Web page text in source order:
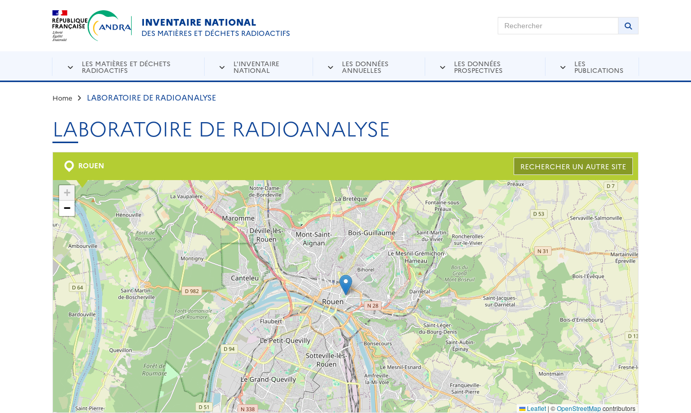
Aller au contenu principal
INVENTAIRE NATIONAL
DES MATIÈRES ET DÉCHETS RADIOACTIFS
Rechercher sur Andra Inventaire Rechercher
Lancer la
LES MATIÈRES ET DÉCHETS
RADIOACTIFS
L'INVENTAIRE
NATIONAL
LES DONNÉES
ANNUELLES
LES DONNÉES
PROSPECTIVES
LES
PUBLICATIONS
Home LABORATOIRE DE RADIOANALYSE
LABORATOIRE DE RADIOANALYSE
ROUEN RECHERCHER UN AUTRE SITE
+
−
Leaflet | ©OpenStreetMapcontributors